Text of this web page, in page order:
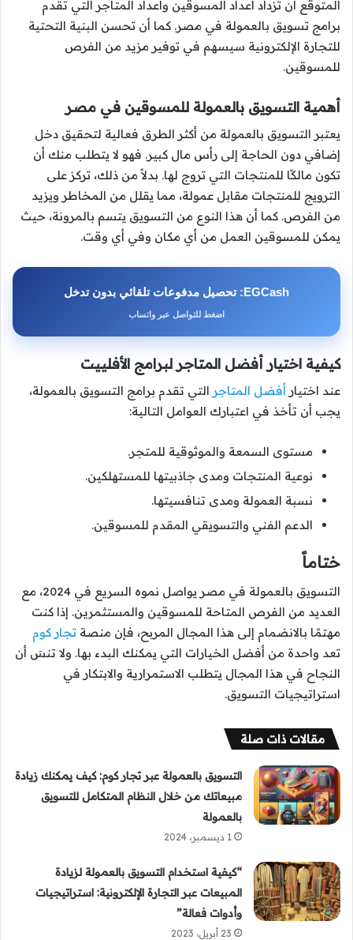
المتوقع أن تزداد أعداد المسوقين وأعداد المتاجر التي تقدم
برامج تسويق بالعمولة في مصر. كما أن تحسن البنية التحتية
للتجارة الإلكترونية سيسهم في توفير مزيد من الفرص
للمسوقين.
أهمية التسويق بالعمولة للمسوقين في مصر
يعتبر التسويق بالعمولة من أكثر الطرق فعالية لتحقيق دخل
إضافي دون الحاجة إلى رأس مال كبير. فهو لا يتطلب منك أن
تكون مالكًا للمنتجات التي تروج لها. بدلاً من ذلك، تركز على
الترويج للمنتجات مقابل عمولة، مما يقلل من المخاطر ويزيد
من الفرص. كما أن هذا النوع من التسويق يتسم بالمرونة، حيث
يمكن للمسوقين العمل من أي مكان وفي أي وقت.
EGCash: تحصيل مدفوعات تلقائي بدون تدخل
اضغط للتواصل عبر واتساب
كيفية اختيار أفضل المتاجر لبرامج الأفلييت
عند اختيار أفضل المتاجر التي تقدم برامج التسويق بالعمولة،
يجب أن تأخذ في اعتبارك العوامل التالية:
مستوى السمعة والموثوقية للمتجر.
نوعية المنتجات ومدى جاذبيتها للمستهلكين.
نسبة العمولة ومدى تنافسيتها.
الدعم الفني والتسويقي المقدم للمسوقين.
ختاماً
التسويق بالعمولة في مصر يواصل نموه السريع في 2024، مع
العديد من الفرص المتاحة للمسوقين والمستثمرين. إذا كنت
مهتمًا بالانضمام إلى هذا المجال المربح، فإن منصة تجار كوم
تعد واحدة من أفضل الخيارات التي يمكنك البدء بها. ولا تنسَ أن
النجاح في هذا المجال يتطلب الاستمرارية والابتكار في
استراتيجيات التسويق.
مقالات ذات صلة
التسويق بالعمولة عبر تجار كوم: كيف يمكنك زيادة
مبيعاتك من خلال النظام المتكامل للتسويق
بالعمولة
1 ديسمبر، 2024
“كيفية استخدام التسويق بالعمولة لزيادة
المبيعات عبر التجارة الإلكترونية: استراتيجيات
وأدوات فعالة”
23 أبريل، 2023